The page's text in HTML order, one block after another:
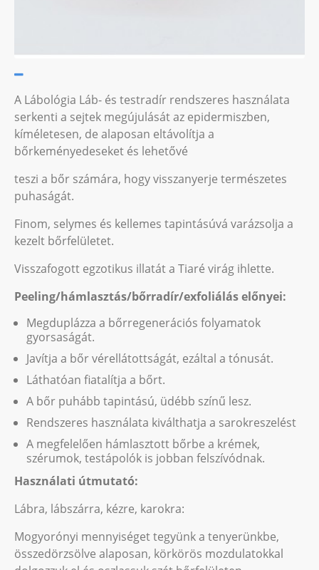
A Lábológia Láb- és testradír rendszeres használata
serkenti a sejtek megújulását az epidermiszben,
kíméletesen, de alaposan eltávolítja a
bőrkeményedeseket és lehetővé
teszi a bőr számára, hogy visszanyerje természetes
puhaságát.
Finom, selymes és kellemes tapintásúvá varázsolja a
kezelt bőrfelületet.
Visszafogott egzotikus illatát a Tiaré virág ihlette.
Peeling/hámlasztás/bőrradír/exfoliálás előnyei:
Megduplázza a bőrregenerációs folyamatok
gyorsaságát.
Javítja a bőr vérellátottságát, ezáltal a tónusát.
Láthatóan fiatalítja a bőrt.
A bőr puhább tapintású, üdébb színű lesz.
Rendszeres használata kiválthatja a sarokreszelést
A megfelelően hámlasztott bőrbe a krémek,
szérumok, testápolók is jobban felszívódnak.
Használati útmutató:
Lábra, lábszárra, kézre, karokra:
Mogyorónyi mennyiséget tegyünk a tenyerünkbe,
összedörzsölve alaposan, körkörös mozdulatokkal